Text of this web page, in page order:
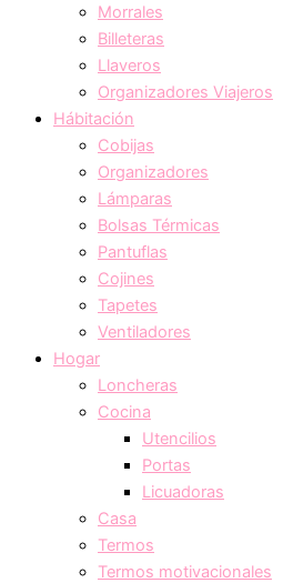
Morrales
Billeteras
Llaveros
Organizadores Viajeros
Hábitación
Cobijas
Organizadores
Lámparas
Bolsas Térmicas
Pantuflas
Cojines
Tapetes
Ventiladores
Hogar
Loncheras
Cocina
Utencilios
Portas
Licuadoras
Casa
Termos
Termos motivacionales